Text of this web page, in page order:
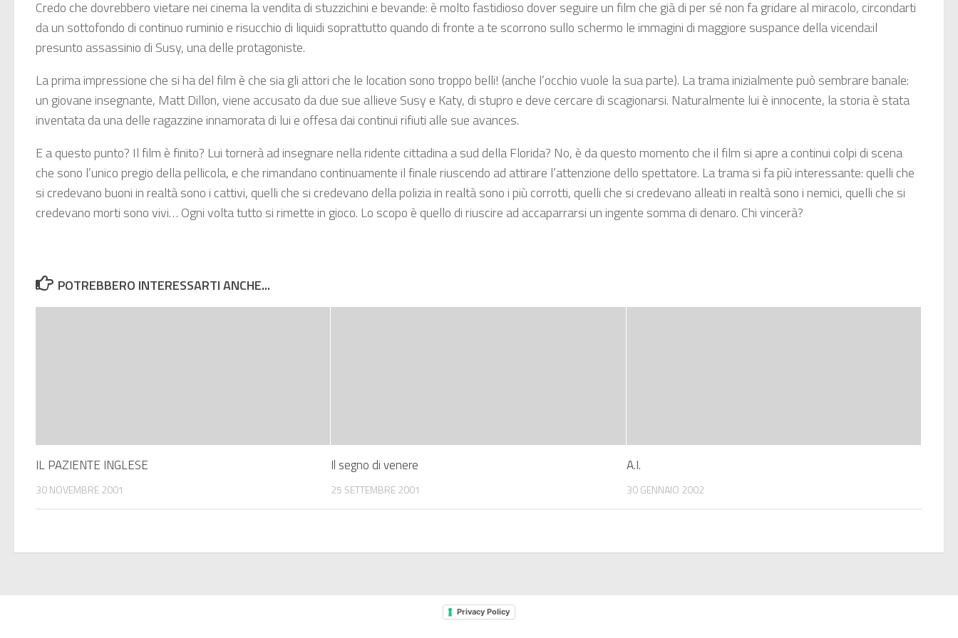
Credo che dovrebbero vietare nei cinema la vendita di stuzzichini e bevande: è molto fastidioso dover seguire un film che già di per sé non fa gridare al miracolo, circondarti
da un sottofondo di continuo ruminio e risucchio di liquidi soprattutto quando di fronte a te scorrono sullo schermo le immagini di maggiore suspance della vicenda:il
presunto assassinio di Susy, una delle protagoniste.
La prima impressione che si ha del film è che sia gli attori che le location sono troppo belli! (anche l’occhio vuole la sua parte). La trama inizialmente può sembrare banale:
un giovane insegnante, Matt Dillon, viene accusato da due sue allieve Susy e Katy, di stupro e deve cercare di scagionarsi. Naturalmente lui è innocente, la storia è stata
inventata da una delle ragazzine innamorata di lui e offesa dai continui rifiuti alle sue avances.
E a questo punto? Il film è finito? Lui tornerà ad insegnare nella ridente cittadina a sud della Florida? No, è da questo momento che il film si apre a continui colpi di scena
che sono l’unico pregio della pellicola, e che rimandano continuamente il finale riuscendo ad attirare l’attenzione dello spettatore. La trama si fa più interessante: quelli che
si credevano buoni in realtà sono i cattivi, quelli che si credevano della polizia in realtà sono i più corrotti, quelli che si credevano alleati in realtà sono i nemici, quelli che si
credevano morti sono vivi… Ogni volta tutto si rimette in gioco. Lo scopo è quello di riuscire ad accaparrarsi un ingente somma di denaro. Chi vincerà?
POTREBBERO INTERESSARTI ANCHE...
IL PAZIENTE INGLESE
30 NOVEMBRE 2001
Il segno di venere
25 SETTEMBRE 2001
A.I.
30 GENNAIO 2002
Privacy Policy